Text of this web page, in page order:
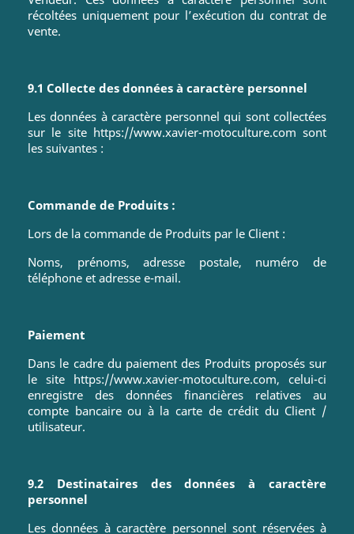
récoltées uniquement pour l’exécution du contrat de
vente.
9.1 Collecte des données à caractère personnel
Les données à caractère personnel qui sont collectées
sur le site https://www.xavier-motoculture.com sont
les suivantes :
Commande de Produits :
Lors de la commande de Produits par le Client :
Noms, prénoms, adresse postale, numéro de
téléphone et adresse e-mail.
Paiement
Dans le cadre du paiement des Produits proposés sur
le site https://www.xavier-motoculture.com, celui-ci
enregistre des données financières relatives au
compte bancaire ou à la carte de crédit du Client /
utilisateur.
9.2 Destinataires des données à caractère
personnel
Les données à caractère personnel sont réservées à